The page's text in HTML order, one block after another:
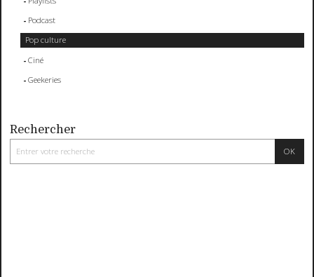
Podcast
Pop culture
Ciné
Geekeries
Rechercher